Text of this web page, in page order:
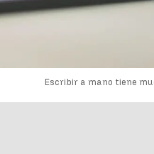
Escribir a mano tiene